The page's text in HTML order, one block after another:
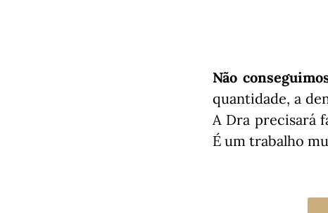
Não
quantidade, a
A Dra precisará
É um trabalho